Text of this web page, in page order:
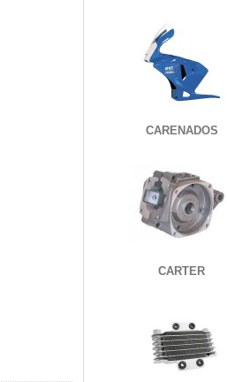
CARENADOS
CARTER